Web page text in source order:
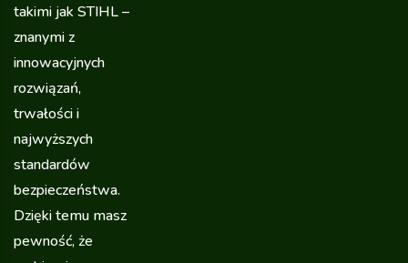
takimi jak STIHL –
znanymi z
innowacyjnych
rozwiązań,
trwałości i
najwyższych
standardów
bezpieczeństwa.
Dzięki temu masz
pewność, że